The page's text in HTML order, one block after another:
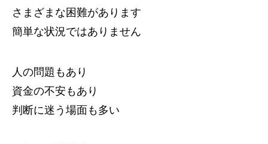
さまざまな困難があります
簡単な状況ではありません
人の問題もあり
資金の不安もあり
判断に迷う場面も多い